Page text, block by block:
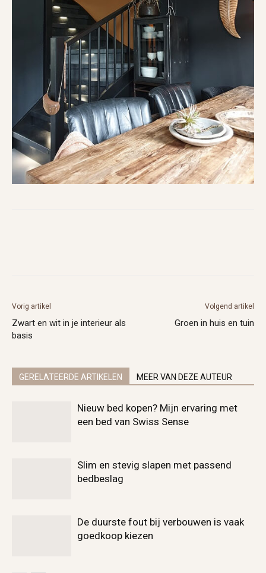
Vorig artikel
Zwart en wit in je interieur als
basis
Volgend artikel
Groen in huis en tuin
GERELATEERDE ARTIKELEN MEER VAN DEZE AUTEUR
Nieuw bed kopen? Mijn ervaring met
een bed van Swiss Sense
Slim en stevig slapen met passend
bedbeslag
De duurste fout bij verbouwen is vaak
goedkoop kiezen